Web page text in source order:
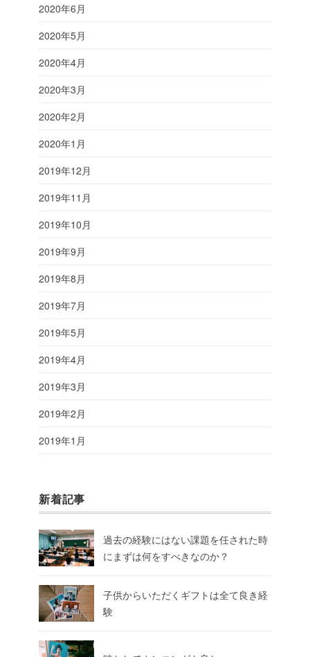
2020年6月
2020年5月
2020年4月
2020年3月
2020年2月
2020年1月
2019年12月
2019年11月
2019年10月
2019年9月
2019年8月
2019年7月
2019年5月
2019年4月
2019年3月
2019年2月
2019年1月
新着記事
過去の経験にはない課題を任された時
にまずは何をすべきなのか？
子供からいただくギフトは全て良き経
験